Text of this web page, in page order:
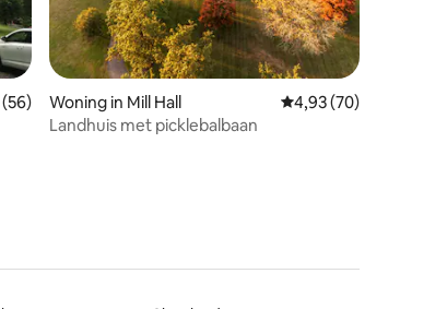
beoordeling van 4,88 op 5, 56 recensies
Woning in Mill Hall Gemiddelde
4,93 (70)
Landhuis met picklebalbaan